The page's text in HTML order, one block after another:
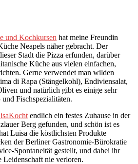
und Kochkursen hat meine Freundin
Neapels näher gebracht. Der
Stadt die Pizza erfunden, darüber
Küche aus vielen einfachen,
Gerne verwendet man wilden
di Rapa (Stängelkohl), Endiviensalat,
und natürlich gibt es einige sehr
Fischspezialitäten.
endlich ein festes Zuhause in der
Berg gefunden, und schön ist es
Luisa die köstlichsten Produkte
der Berliner Gastronomie-Bürokratie
Spontaneität gestellt, und dabei ihr
Leidenschaft nie verloren.